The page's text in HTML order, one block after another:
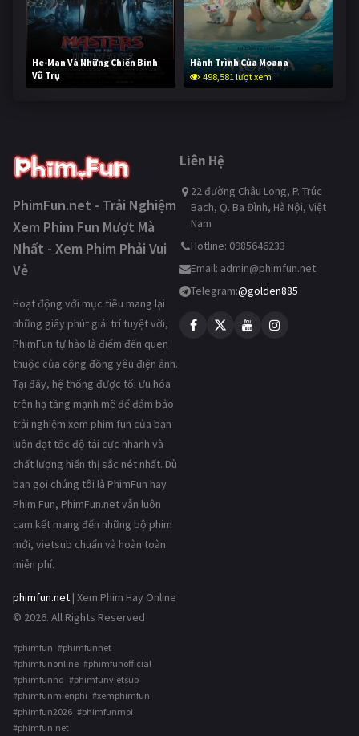
He-Man Và Những Chiến Binh
Vũ Trụ
248,052 lượt xem
Hành Trình Của Moana
498,581 lượt xem
PhimFun.net - Trải Nghiệm
Xem Phim Fun Mượt Mà
Nhất - Xem Phim Phải Vui
Vẻ
Hoạt động với mục tiêu mang lại
những giây phút giải trí tuyệt vời,
PhimFun tự hào là điểm đến quen
thuộc của cộng đồng yêu điện ảnh.
Tại đây, hệ thống được tối ưu hóa
trên hạ tầng mạnh mẽ để đảm bảo
trải nghiệm xem phim fun của bạn
luôn đạt tốc độ tải cực nhanh và
chất lượng hiển thị sắc nét nhất. Dù
bạn gọi chúng tôi là PhimFun hay
Phim Fun, PhimFun.net vẫn luôn
cam kết mang đến những bộ phim
mới, vietsub chuẩn và hoàn toàn
miễn phí.
phimfun.net | Xem Phim Hay Online
© 2026. All Rights Reserved
#phimfun #phimfunnet
#phimfunonline #phimfunofficial
#phimfunhd #phimfunvietsub
#phimfunmienphi #xemphimfun
#phimfun2026 #phimfunmoi
#phimfun.net
Liên Hệ
22 đường Châu Long, P. Trúc
Bạch, Q. Ba Đình, Hà Nội, Việt
Nam
Hotline: 0985646233
Email: admin@phimfun.net
Telegram:@golden885